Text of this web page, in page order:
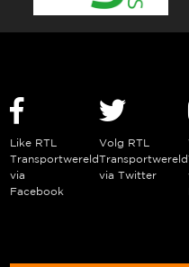
Like RTL
Transportwereld
via
Facebook
Volg RTL
Transportwereld
via Twitter